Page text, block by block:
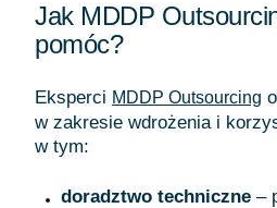
Jak MDDP
pomóc?
Eksperci MDDP Outsourcing
w zakresie wdrożenia i
w tym:
doradztwo techniczne –